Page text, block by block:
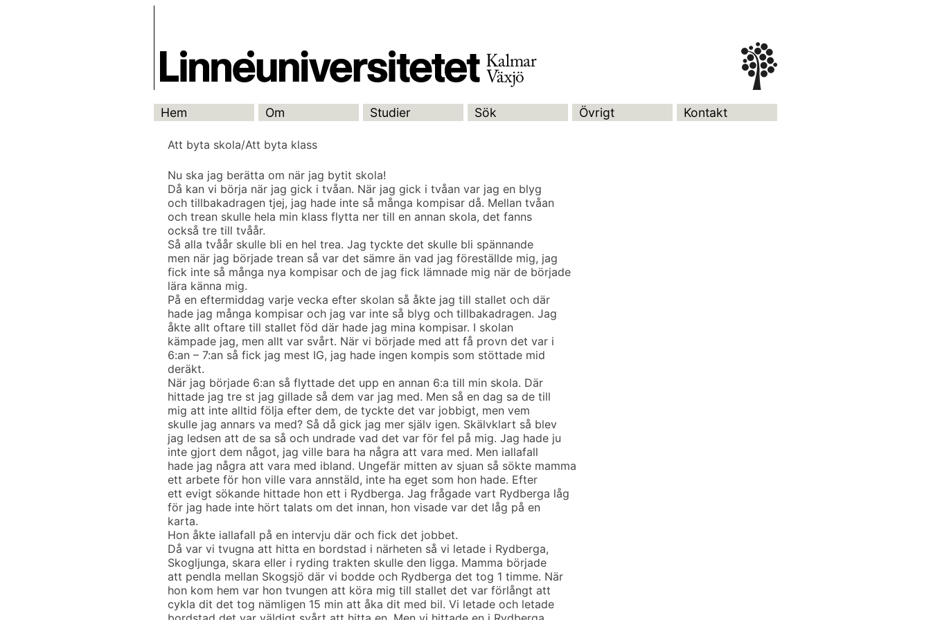
Hem Om Studier Sök Övrigt Kontakt
Att byta skola/Att byta klass
Nu ska jag berätta om när jag bytit skola!
Då kan vi börja när jag gick i tvåan. När jag gick i tvåan var jag en blyg
och tillbakadragen tjej, jag hade inte så många kompisar då. Mellan tvåan
och trean skulle hela min klass flytta ner till en annan skola, det fanns
också tre till tvåår.
Så alla tvåår skulle bli en hel trea. Jag tyckte det skulle bli spännande
men när jag började trean så var det sämre än vad jag föreställde mig, jag
fick inte så många nya kompisar och de jag fick lämnade mig när de började
lära känna mig.
På en eftermiddag varje vecka efter skolan så åkte jag till stallet och där
hade jag många kompisar och jag var inte så blyg och tillbakadragen. Jag
åkte allt oftare till stallet föd där hade jag mina kompisar. I skolan
kämpade jag, men allt var svårt. När vi började med att få provn det var i
6:an – 7:an så fick jag mest IG, jag hade ingen kompis som stöttade mid
deräkt.
När jag började 6:an så flyttade det upp en annan 6:a till min skola. Där
hittade jag tre st jag gillade så dem var jag med. Men så en dag sa de till
mig att inte alltid följa efter dem, de tyckte det var jobbigt, men vem
skulle jag annars va med? Så då gick jag mer själv igen. Skälvklart så blev
jag ledsen att de sa så och undrade vad det var för fel på mig. Jag hade ju
inte gjort dem något, jag ville bara ha några att vara med. Men iallafall
hade jag några att vara med ibland. Ungefär mitten av sjuan så sökte mamma
ett arbete för hon ville vara annstäld, inte ha eget som hon hade. Efter
ett evigt sökande hittade hon ett i Rydberga. Jag frågade vart Rydberga låg
för jag hade inte hört talats om det innan, hon visade var det låg på en
karta.
Hon åkte iallafall på en intervju där och fick det jobbet.
Då var vi tvugna att hitta en bordstad i närheten så vi letade i Rydberga,
Skogljunga, skara eller i ryding trakten skulle den ligga. Mamma började
att pendla mellan Skogsjö där vi bodde och Rydberga det tog 1 timme. När
hon kom hem var hon tvungen att köra mig till stallet det var förlångt att
cykla dit det tog nämligen 15 min att åka dit med bil. Vi letade och letade